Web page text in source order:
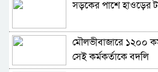
দিনব্যাপী বর্নাঢ্য
আনন্দ ভ্রমণ
রাজধানীর গোপীবাগে
সড়কের পাশে হাওড়ের
মৌলভীবাজারে ১২০০
সেই কর্মকর্তাকে বদলি